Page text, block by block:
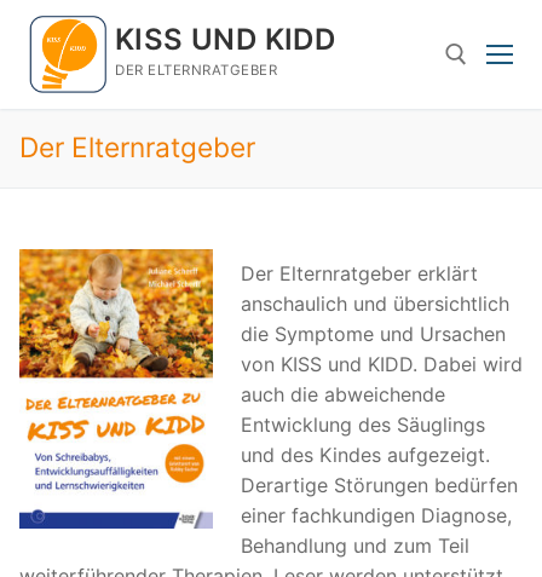
Zum
Inhalt
springen
KISS UND KIDD
DER ELTERNRATGEBER
Suchen nach:
Der Elternratgeber
Der Elternratgeber erklärt
anschaulich und übersichtlich
die Symptome und Ursachen
von KISS und KIDD. Dabei wird
auch die abweichende
Entwicklung des Säuglings
und des Kindes aufgezeigt.
Derartige Störungen bedürfen
einer fachkundigen Diagnose,
Behandlung und zum Teil